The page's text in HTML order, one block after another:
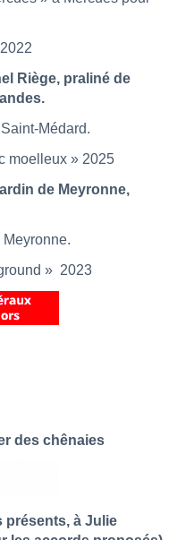
Riège, praliné de
Médard.
moelleux » 2025
de Meyronne,
» 2023
des chênaies
présents, à Julie